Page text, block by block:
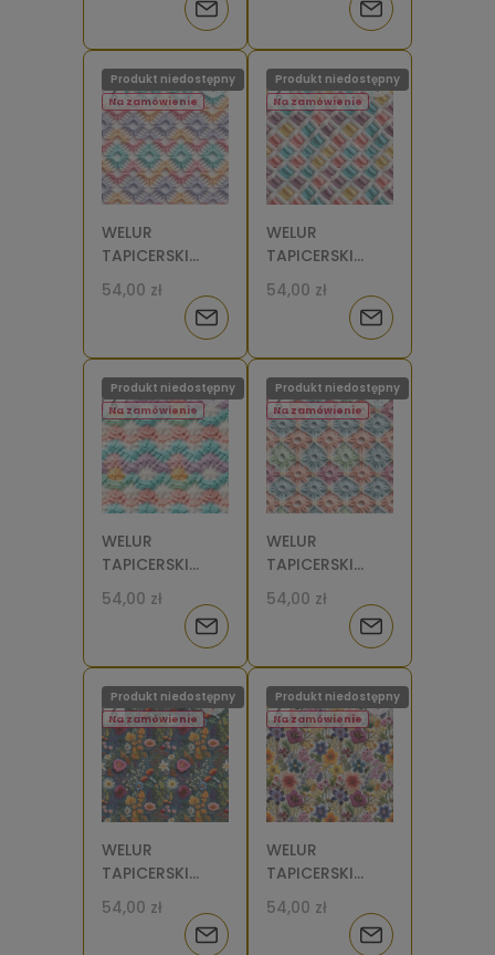
pastele [6]Powiadom
o
dostępności
Powiadom
o
dostępności
WELUR
TAPICERSKI
Wzór
szydełkowy
kwiaty 2 [6]
54,00 zł
Na zamówienie
Produkt niedostępny
Powiadom
o
dostępności
WELUR
TAPICERSKI
Wzór
szydełkowy
54,00 zł
Na zamówienie
Produkt niedostępny
Powiadom
o
dostępności
WELUR
TAPICERSKI
Wzór
szydełkowy
gwiazdki [6]
54,00 zł
Na zamówienie
Produkt niedostępny
Powiadom
o
dostępności
WELUR
TAPICERSKI
Wzór
szydełkowy
gwiazdka w
54,00 zł
Na zamówienie
Produkt niedostępny
Powiadom
o
dostępności
WELUR
TAPICERSKI
Łąka wzór
haftowany [6]
54,00 zł
Na zamówienie
Produkt niedostępny
Powiadom
WELUR
TAPICERSKI
Łąka wzór
haftowany na
jasnym tle [6]
54,00 zł
Na zamówienie
Produkt niedostępny
Powiadom